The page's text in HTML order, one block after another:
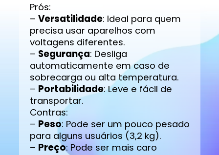
Prós:
– Versatilidade: Ideal para quem
precisa usar aparelhos com
voltagens diferentes.
– Segurança: Desliga
automaticamente em caso de
sobrecarga ou alta temperatura.
– Portabilidade: Leve e fácil de
transportar.
Contras:
– Peso: Pode ser um pouco pesado
para alguns usuários (3,2 kg).
– Preço: Pode ser mais caro